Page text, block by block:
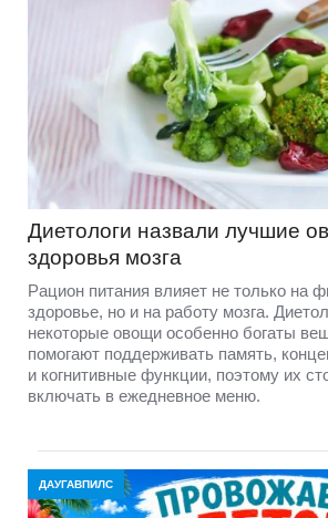
Диетологи назвали лучшие
здоровья мозга
Рацион питания влияет не только на
здоровье, но и на работу мозга.
некоторые овощи особенно богаты
помогают поддерживать память,
и когнитивные функции, поэтому их
включать в ежедневное меню.
ДАУГАВПИЛС